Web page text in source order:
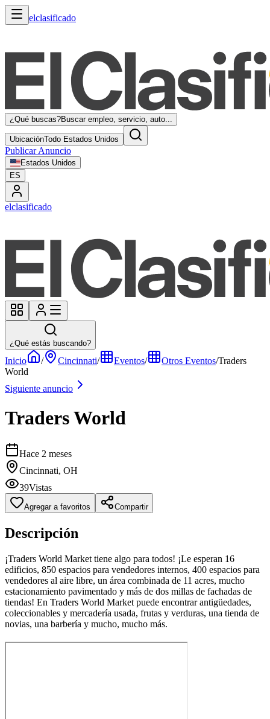
elclasificado
¿Qué buscas?Buscar empleo, servicio, auto...
UbicaciónTodo Estados Unidos
Publicar Anuncio
Estados Unidos
ES
elclasificado
¿Qué estás buscando?
Inicio / Cincinnati/ Eventos/ Otros Eventos/Traders
World
Siguiente anuncio
Traders World
Hace 2 meses
Cincinnati, OH
39Vistas
Agregar a favoritos Compartir
Descripción
¡Traders World Market tiene algo para todos! ¡Le esperan 16
edificios, 850 espacios para vendedores internos, 400 espacios para
vendedores al aire libre, un área combinada de 11 acres, mucho
estacionamiento pavimentado y más de dos millas de fachadas de
tiendas! En Traders World Market puede encontrar antigüedades,
coleccionables y mercadería usada, frutas y verduras, una tienda de
novias, una barbería y mucho, mucho más.